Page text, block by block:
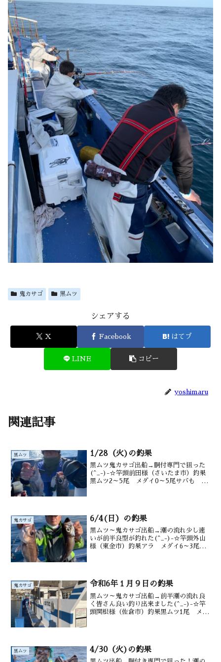
鬼カサゴ 黒ムツ
シェアする
X Facebook はてブ
LINE コピー
yoshimaru
関連記事
黒ムツ 1/28（火)の釣果
黒ムツ鬼カサゴ出船→胴付専門で狙った
(^_-)-☆竿頭前田様（さいたま市）釣果
黒ムツ2～5尾 メダイ0～5尾サバも
鬼カサゴ 6/4(日）の釣果
黒ムツ～鬼カサゴ出船→潮の流れ少し速
いが前半良型が釣れた(^_-)-☆竿頭外山
様（東金市）釣果アラ メダイ6～3尾、
鬼カサゴ 令和6年１月９日の釣果
黒ムツ～鬼カサゴ出船→前半潮の流れ良
く皆さん良い釣り出来ました(^_-)-☆竿
頭関根様（佐倉市）釣果黒ムツ1尾 メダ
黒ムツ 4/30（火)の釣果